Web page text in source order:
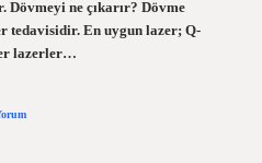
Dövmeyi ne çıkarır? Dövme
tedavisidir. En uygun lazer; Q-
lazerler…